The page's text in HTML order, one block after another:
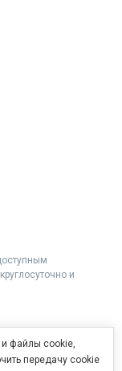
и
и файлы cookie,
передачу cookie